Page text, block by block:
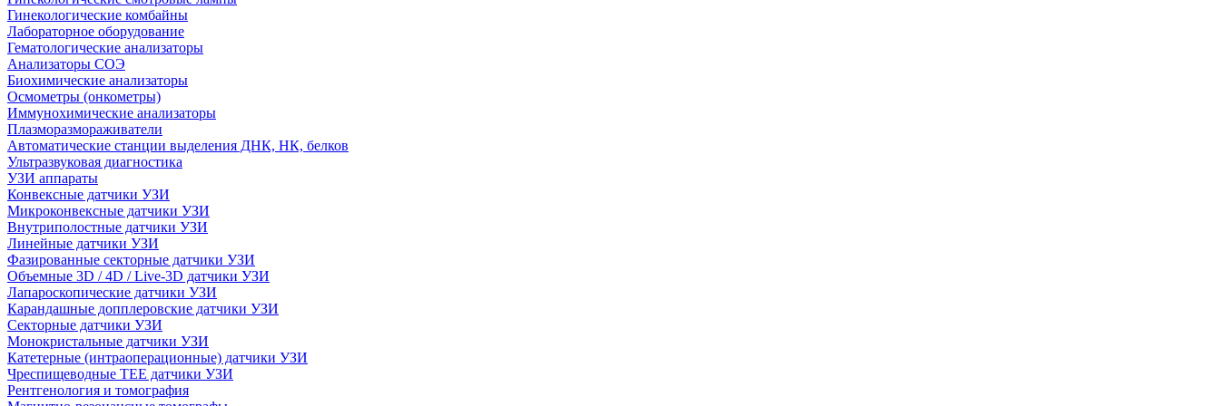
Гинекологические комбайны
Лабораторное оборудование
Гематологические анализаторы
Анализаторы СОЭ
Биохимические анализаторы
Осмометры (онкометры)
Иммунохимические анализаторы
Плазморазмораживатели
Автоматические станции выделения ДНК, НК, белков
Ультразвуковая диагностика
УЗИ аппараты
Конвексные датчики УЗИ
Микроконвексные датчики УЗИ
Внутриполостные датчики УЗИ
Линейные датчики УЗИ
Фазированные секторные датчики УЗИ
Объемные 3D / 4D / Live-3D датчики УЗИ
Лапароскопические датчики УЗИ
Карандашные допплеровские датчики УЗИ
Секторные датчики УЗИ
Монокристальные датчики УЗИ
Катетерные (интраоперационные) датчики УЗИ
Чреспищеводные TEE датчики УЗИ
Рентгенология и томография